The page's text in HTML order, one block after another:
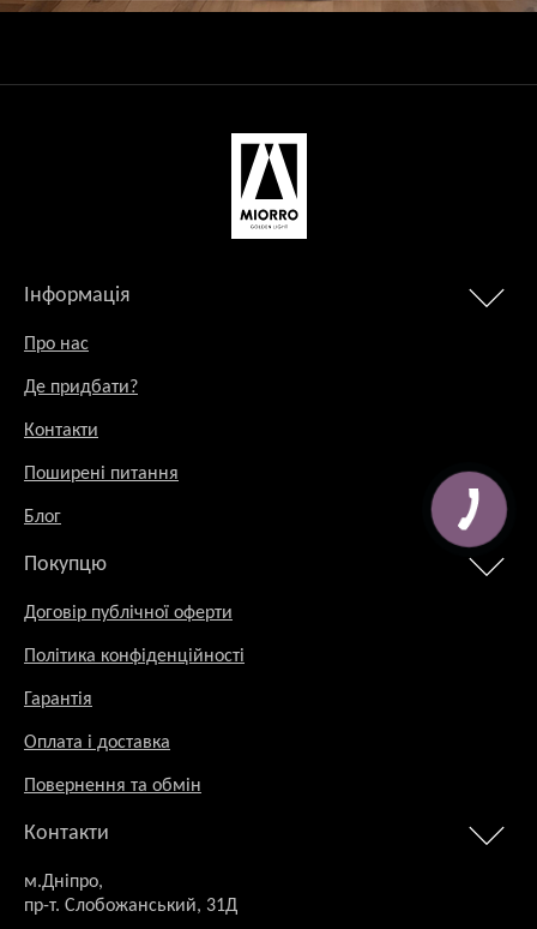
Інформація
Про нас
Де придбати?
Контакти
Поширені питання
Блог
Покупцю
Договір публічної оферти
Політика конфіденційності
Гарантія
Оплата і доставка
Повернення та обмін
Контакти
м.Дніпро,
пр-т. Слобожанський, 31Д